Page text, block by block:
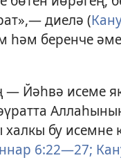
диелә (
беренче
— Йәһвә исеме
бу исемне
6:22—27;